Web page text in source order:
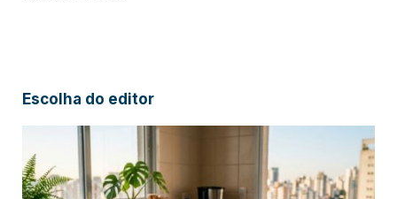
Escolha do editor